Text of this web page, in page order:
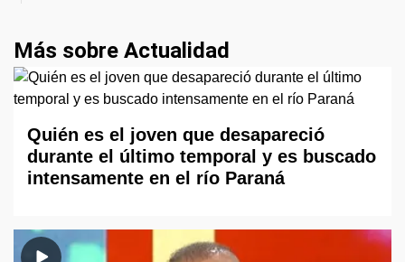
Más sobre Actualidad
Quién es el joven que desapareció
durante el último temporal y es buscado
intensamente en el río Paraná